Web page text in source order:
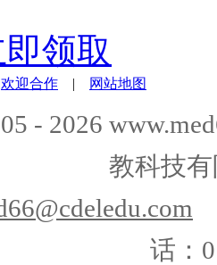
领取
欢迎合作 | 网站地图
- 2026
教科技
话：